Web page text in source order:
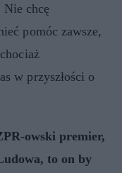
chcę
pomóc zawsze,
w przyszłości o
owski premier,
to on by